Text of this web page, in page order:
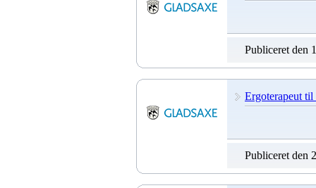
Publiceret den
Ergoterapeut
Publiceret den